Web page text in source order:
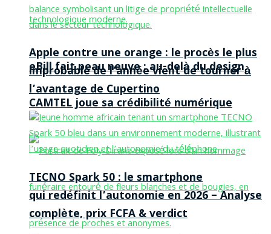
eBill fait peau neuve : au-delà du design,
CAMTEL joue sa crédibilité numérique
Apple contre une orange : le procès le plus
improbable de l’année vient de tourner à
l’avantage de Cupertino
TECNO Spark 50 : le smartphone
qui redéfinit l’autonomie en 2026 – Analyse
complète, prix FCFA & verdict